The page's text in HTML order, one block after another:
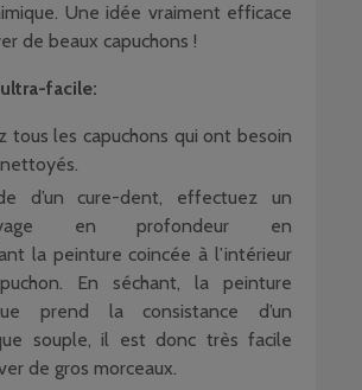
Une idée vraiment efficace
de beaux capuchons !
facile:
tous les capuchons qui ont besoin
d’un cure-dent, effectuez un
en profondeur en
la peinture coincée à l’intérieur
En séchant, la peinture
prend la consistance d’un
souple, il est donc très facile
de gros morceaux.